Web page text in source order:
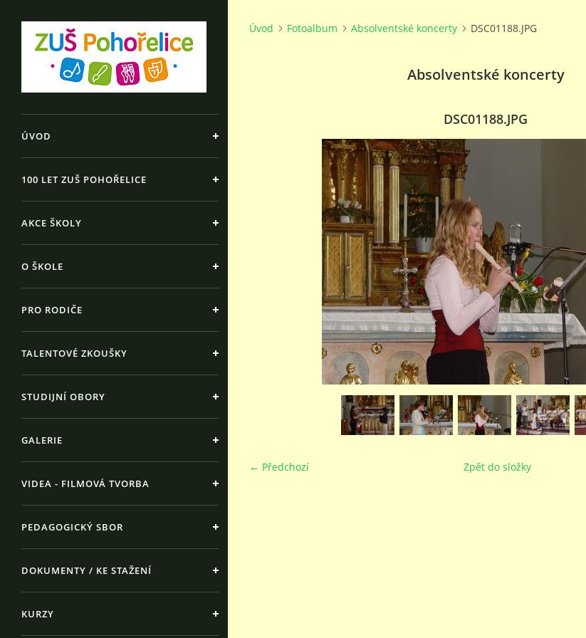
ÚVOD
100 LET ZUŠ POHOŘELICE
AKCE ŠKOLY
O ŠKOLE
PRO RODIČE
TALENTOVÉ ZKOUŠKY
STUDIJNÍ OBORY
GALERIE
VIDEA - FILMOVÁ TVORBA
PEDAGOGICKÝ SBOR
DOKUMENTY / KE STAŽENÍ
KURZY
Úvod Fotoalbum Absolventské koncerty DSC01188.JPG
Absolventské koncerty
DSC01188.JPG
← Předchozí Zpět do složky